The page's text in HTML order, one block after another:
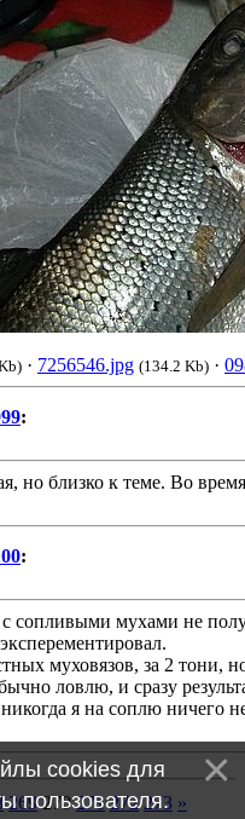
· 7256546.jpg (134.2 Kb) ·
:
но близко к теме. Во
:
сопливыми мухами не
муховязов, за 2 тони,
ловлю, и сразу
я на соплю ничего
269 270 271 272 273 »
cookies для
пользователя.